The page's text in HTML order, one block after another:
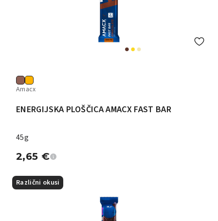
Amacx
ENERGIJSKA PLOŠČICA AMACX FAST BAR
45g
2,65 €
Različni okusi